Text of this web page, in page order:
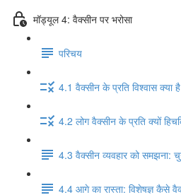
मॉड्यूल 4: वैक्सीन पर भरोसा
परिचय
4.1 वैक्सीन के प्रति विश्वास क्या
4.2 लोग वैक्सीन के प्रति क्यों
4.3 वैक्सीन व्यवहार को समझना:
4.4 आगे का रास्ता: विशेषज्ञ कैसे